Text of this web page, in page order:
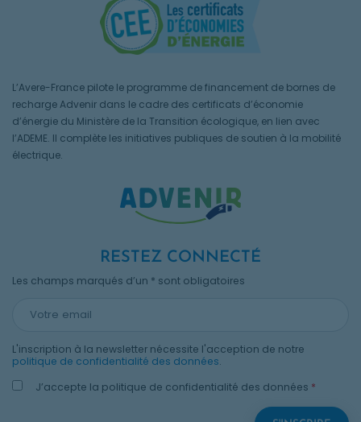
L’Avere-France pilote le programme de financement de bornes de
recharge Advenir dans le cadre des certificats d’économie
d’énergie du Ministère de la Transition écologique, en lien avec
l’ADEME. Il complète les initiatives publiques de soutien à la mobilité
électrique.
RESTEZ CONNECTÉ
Les champs marqués d’un * sont obligatoires
L'inscription à la newsletter nécessite l'acception de notre
politique de confidentialité des données.
J’accepte la politique de confidentialité des données *